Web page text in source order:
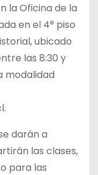
la Oficina de la
en el 4° piso
ubicado
las 8:30 y
modalidad
darán a
las clases,
para las